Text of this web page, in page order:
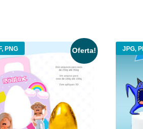
PNG Oferta! JPG,